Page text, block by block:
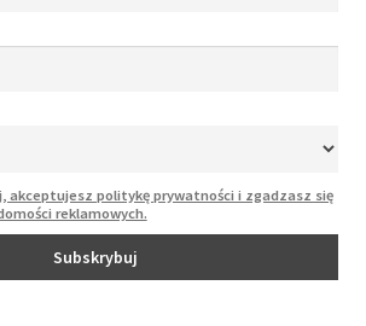
akceptujesz politykę prywatności i zgadzasz się
reklamowych.